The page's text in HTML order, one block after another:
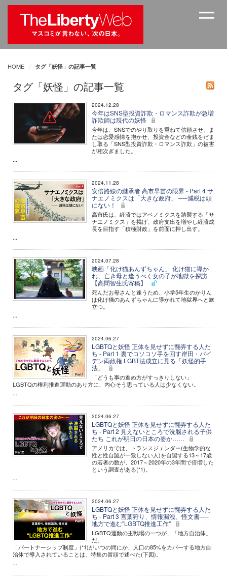
HOME タグ「妖怪」の記事一覧
タグ「妖怪」の記事一覧
2024.12.28
今年はSNS型投資詐欺・ロマンス詐欺が急増
詐欺師は現代の妖怪
今年は、SNSでのやり取りを重ねて信頼させ、ま
たは恋愛感情を抱かせ、投資金などの金銭をだま
し取る「SNS型投資詐欺・ロマンス詐欺」の被害
が相次ぎました。
...
2024.11.28
安倍路線の継承者 高市早苗の限界 - Part 4 サ
ナエノミクスは「大きな政府」 ──減税は頭
にない！
高市氏は、経済ではアベノミクスを踏襲する「サ
ナエノミクス」を掲げ、政府支出を増やし経済成
長を目指す「積極財政」を前面に押し出す。
...
2024.07.28
映画「化け猫あんずちゃん」 化け猫に導か
れ、亡き母と逢うべく女の子が地獄を探訪
【高間智生氏寄稿】
死んだお母さんと逢うため、小学5年生のかりん
は化け猫のあんずちゃんに導かれて地獄界へと旅
立つ。
...
2024.06.27
LGBTQと妖怪 正体を見せずに翻弄する人た
ち - Part 1 裏でコソコソ手を回す岸田・バイ
デン両政権 LGBT法成立に見る「妖怪的手
法」
「どうも事の進め方がすっきりしない」
LGBTQの権利推進運動のあり方に、内心そう思っている人は少なくない。
...
2024.06.27
LGBTQと妖怪 正体を見せずに翻弄する人た
ち - Part 2 見えないところで洗脳される子供
たち これが明日の日本の姿か……
アメリカでは、トランスジェンダー(生物学的な
性と性自認が一致しない人)を自認する13～17歳
の若者の数が、2017～2020年の3年間で倍増した
という調査がある(*1)。
...
2024.06.27
LGBTQと妖怪 正体を見せずに翻弄する人た
ち - Part 3 言葉狩り、情報漏洩、怪文書──
地方で進む"LGBTQ推進工作"
LGBTQ運動の主戦場の一つが、「地方自治体」
だ。
「パートナーシップ制度」(*1)がいつの間にか、人口の85%をカバーする地方自
治体で導入されていることは、特集の冒頭で述べた(下図)。
...